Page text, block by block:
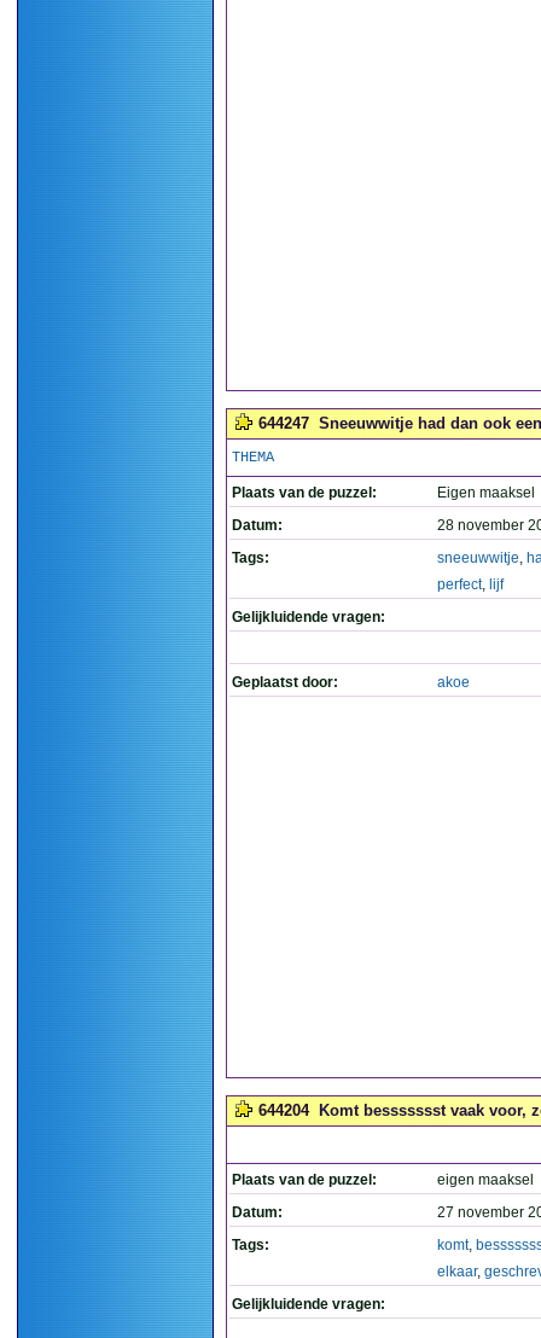
644247 Sneeuwwitje had dan ook
THEMA
Plaats van de puzzel:
Eigen maaksel
Datum:
28 november
Tags:
sneeuwwitje,
perfect, lijf
Gelijkluidende vragen:
Geplaatst door: akoe
644204 Komt bessssssst vaak voor,
Plaats van de puzzel:
eigen maaksel
Datum:
27 november
Tags:
komt,
elkaar,
Gelijkluidende vragen: